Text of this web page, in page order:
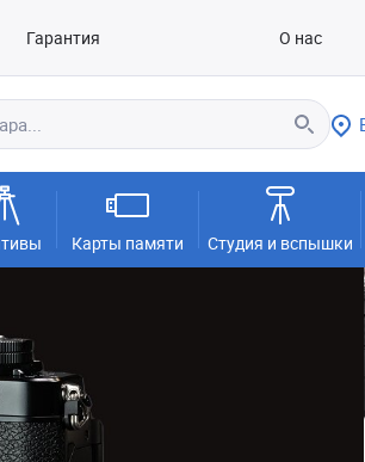
Гарантия О нас
Карты памяти Студия и вспышки